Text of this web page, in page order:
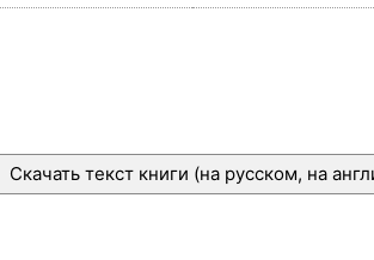
Скачать текст книги (на русском, на